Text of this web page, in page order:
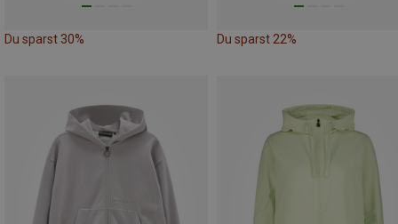
Du sparst 30% Du sparst 22%